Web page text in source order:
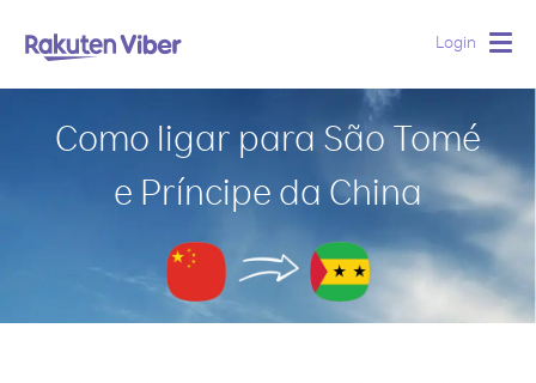
Login
Como ligar para São Tomé
e Príncipe da China